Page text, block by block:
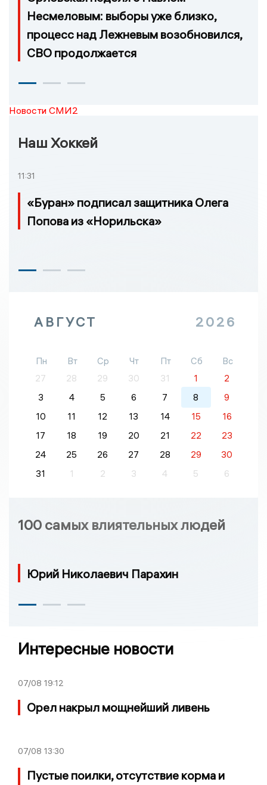
Несмеловым: выборы уже близко,
процесс над Лежневым возобновился,
СВО продолжается
Новости СМИ2
Наш Хоккей
11:31
«Буран» подписал защитника Олега
Попова из «Норильска»
АВГУСТ 2026
Пн Вт Ср Чт Пт Сб
Вс
27
28 29 30 31 1
2
3
4 5 6 7 8
9
10
11 12 13 14 15
16
17
18 19 20 21 22
23
24
25 26 27 28 29
30
31
1 2 3 4 5 6
100 самых влиятельных людей
Юрий Николаевич Парахин
Интересные новости
07/08 19:12
Орел накрыл мощнейший ливень
07/08 13:30
Пустые поилки, отсутствие корма и